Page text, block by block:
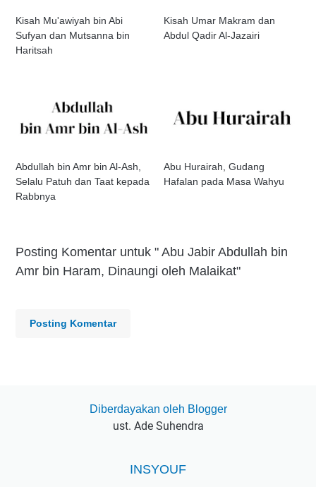
Kisah Mu'awiyah bin Abi
Sufyan dan Mutsanna bin
Haritsah
Kisah Umar Makram dan
Abdul Qadir Al-Jazairi
Abdullah bin Amr bin Al-Ash,
Selalu Patuh dan Taat kepada
Rabbnya
Abu Hurairah, Gudang
Hafalan pada Masa Wahyu
Posting Komentar untuk " Abu Jabir Abdullah bin
Amr bin Haram, Dinaungi oleh Malaikat"
Posting Komentar
Diberdayakan oleh Blogger
ust. Ade Suhendra
INSYOUF